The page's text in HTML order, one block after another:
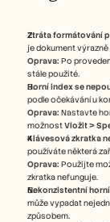
Ztráta formátování
je dokument
Oprava: Po
stále použité.
Horní index se
podle očekávání u
Oprava: Nastavte
možnost Vložit >
Klávesová zkratka
používáte některá
Oprava: Použijte
zkratka nefunguje.
Nekonzistentní
může vypadat
způsobem.